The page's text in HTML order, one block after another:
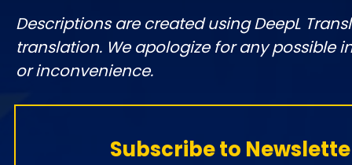
Descriptions are created using DeepL
translation. We apologize for any possible
or inconvenience.
Subscribe to